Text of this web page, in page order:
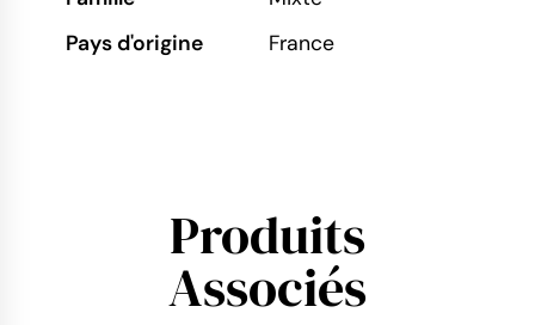
Pays d'origine
France
Produits
Associés